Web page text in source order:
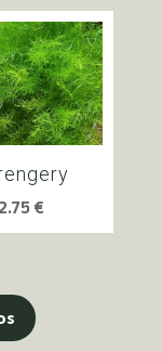
2.75€